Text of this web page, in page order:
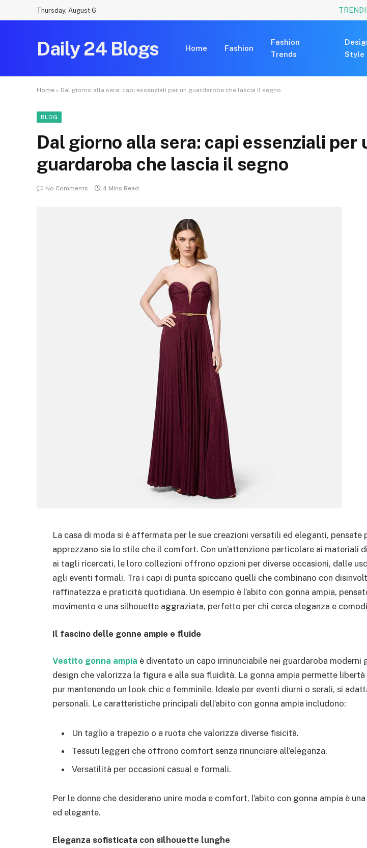
Thursday, August 6
Daily 24 Blogs Home Fashion
Fashion
Trends
Style
Home » Dal giorno alla sera: capi essenziali per un guardaroba che lascia il segno
BLOG
Dal giorno alla sera: capi essenziali per
guardaroba che lascia il segno
No Comments 4 Mins Read
La casa di moda si è affermata per le sue creazioni versatili ed eleganti, pensate
apprezzano sia lo stile che il comfort. Con un’attenzione particolare ai materiali
ai tagli ricercati, le loro collezioni offrono opzioni per diverse occasioni, dalle
agli eventi formali. Tra i capi di punta spiccano quelli che combinano con
raffinatezza e praticità quotidiana. Un esempio è l’abito con gonna ampia,
movimento e una silhouette aggraziata, perfetto per chi cerca eleganza e
Il fascino delle gonne ampie e fluide
Vestito gonna ampia è diventato un capo irrinunciabile nei guardaroba moderni
design che valorizza la figura e alla sua fluidità. La gonna ampia permette
pur mantenendo un look chic e femminile. Ideale per eventi diurni o serali, si
personali. Le caratteristiche principali dell’abito con gonna ampia includono:
Un taglio a trapezio o a ruota che valorizza diverse fisicità.
Tessuti leggeri che offrono comfort senza rinunciare all’eleganza.
Versatilità per occasioni casual e formali.
Per le donne che desiderano unire moda e comfort, l’abito con gonna ampia è
ed elegante.
Eleganza sofisticata con silhouette lunghe